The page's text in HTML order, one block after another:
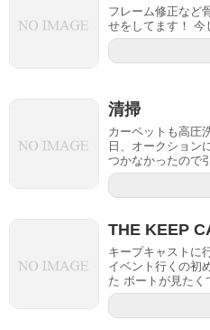
フレーム修正など
せをしてます！ 今
清掃
カーペットも高圧
日、オークション
つかなかったので
THE KEEP
キープキャストに
イベント行くの初
た ボートが見たく